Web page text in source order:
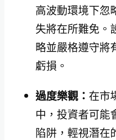
高波動環境下忽
失將在所難免。
略並嚴格遵守將
虧損。
過度樂觀： 在市
中，投資者可能
陷阱，輕視潛在